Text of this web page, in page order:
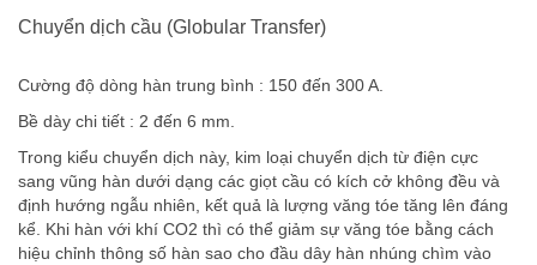
Chuyển dịch cầu (Globular Transfer)
Cường độ dòng hàn trung bình : 150 đến 300 A.
Bề dày chi tiết : 2 đến 6 mm.
Trong kiểu chuyển dịch này, kim loại chuyển dịch từ điện cực
sang vũng hàn dưới dạng các giọt cầu có kích cở không đều và
định hướng ngẫu nhiên, kết quả là lượng văng tóe tăng lên đáng
kể. Khi hàn với khí CO2 thì có thể giảm sự văng tóe bằng cách
hiệu chỉnh thông số hàn sao cho đầu dây hàn nhúng chìm vào